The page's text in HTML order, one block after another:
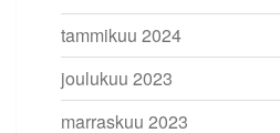
tammikuu 2024
joulukuu 2023
marraskuu 2023